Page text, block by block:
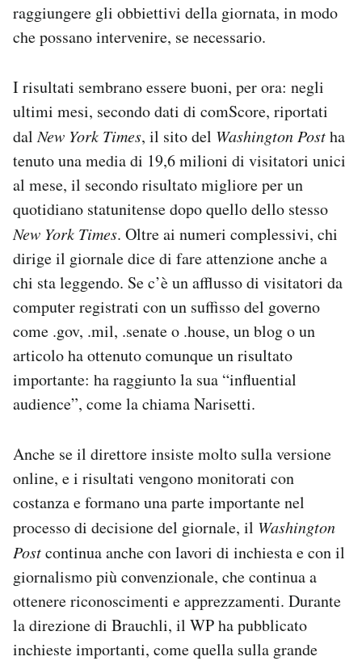
raggiungere gli obbiettivi della giornata, in modo
che possano intervenire, se necessario.
I risultati sembrano essere buoni, per ora: negli
ultimi mesi, secondo dati di comScore, riportati
dalNew York Times, il sito del Washington Postha
tenuto una media di 19,6 milioni di visitatori unici
al mese, il secondo risultato migliore per un
quotidiano statunitense dopo quello dello stesso
New York Times. Oltre ai numeri complessivi, chi
dirige il giornale dice di fare attenzione anche a
chi sta leggendo. Se c’è un afflusso di visitatori da
computer registrati con un suffisso del governo
come .gov, .mil, .senate o .house, un blog o un
articolo ha ottenuto comunque un risultato
importante: ha raggiunto la sua “influential
audience”, come la chiama Narisetti.
Anche se il direttore insiste molto sulla versione
online, e i risultati vengono monitorati con
costanza e formano una parte importante nel
processo di decisione del giornale, il Washington
Postcontinua anche con lavori di inchiesta e con il
giornalismo più convenzionale, che continua a
ottenere riconoscimenti e apprezzamenti. Durante
la direzione di Brauchli, il WP ha pubblicato
inchieste importanti, come quella sulla grande